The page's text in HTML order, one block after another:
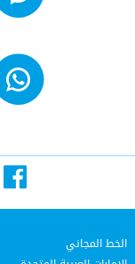
الخط المجاني